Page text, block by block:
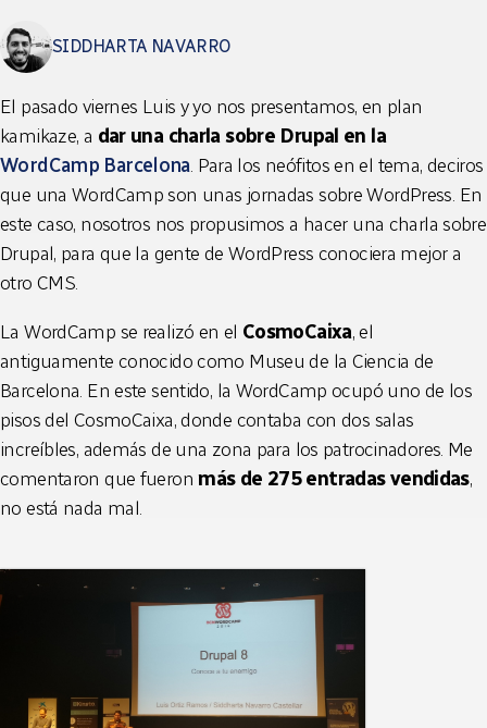
SIDDHARTA NAVARRO
El pasado viernes Luis y yo nos presentamos, en plan
kamikaze, a dar una charla sobre Drupal en la
WordCamp Barcelona. Para los neófitos en el tema, deciros
que una WordCamp son unas jornadas sobre WordPress. En
este caso, nosotros nos propusimos a hacer una charla sobre
Drupal, para que la gente de WordPress conociera mejor a
otro CMS.
La WordCamp se realizó en el CosmoCaixa, el
antiguamente conocido como Museu de la Ciencia de
Barcelona. En este sentido, la WordCamp ocupó uno de los
pisos del CosmoCaixa, donde contaba con dos salas
increíbles, además de una zona para los patrocinadores. Me
comentaron que fueronmás de 275 entradas vendidas,
no está nada mal.